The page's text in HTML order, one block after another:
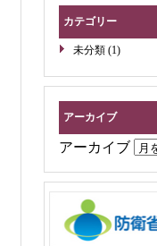
カテゴリー
未分類 (1)
アーカイブ
アーカイブ